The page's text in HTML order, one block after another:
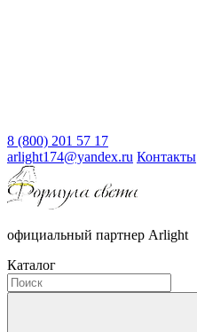
8 (800) 201 57 17
arlight174@yandex.ru Контакты
официальный партнер Arlight
Каталог